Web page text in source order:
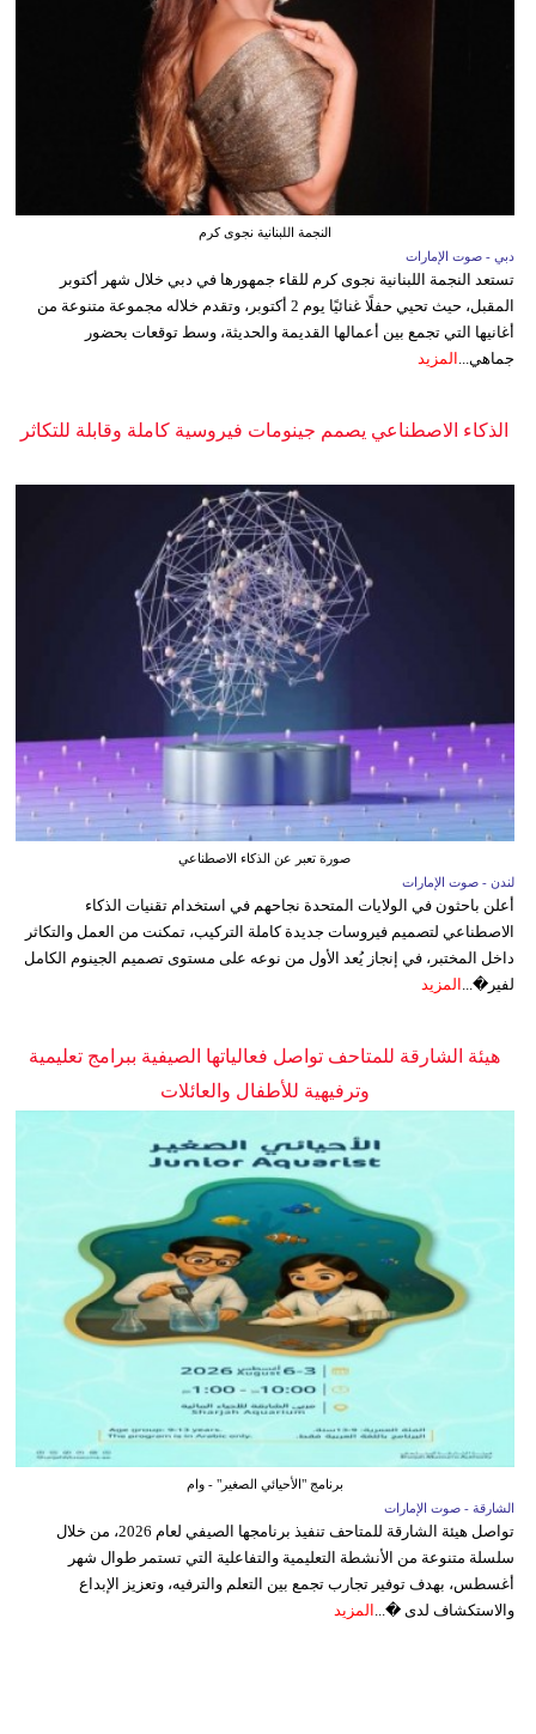
النجمة اللبنانية نجوى كرم
دبي - صوت الإمارات
تستعد النجمة اللبنانية نجوى كرم للقاء جمهورها في دبي خلال شهر أكتوبر
المقبل، حيث تحيي حفلًا غنائيًا يوم 2 أكتوبر، وتقدم خلاله مجموعة متنوعة من
أغانيها التي تجمع بين أعمالها القديمة والحديثة، وسط توقعات بحضور
جماهي... المزيد
الذكاء الاصطناعي يصمم جينومات فيروسية كاملة وقابلة للتكاثر
صورة تعبر عن الذكاء الاصطناعي
لندن - صوت الإمارات
أعلن باحثون في الولايات المتحدة نجاحهم في استخدام تقنيات الذكاء
الاصطناعي لتصميم فيروسات جديدة كاملة التركيب، تمكنت من العمل والتكاثر
داخل المختبر، في إنجاز يُعد الأول من نوعه على مستوى تصميم الجينوم الكامل
لفير�...
المزيد
هيئة الشارقة للمتاحف تواصل فعالياتها الصيفية ببرامج تعليمية
وترفيهية للأطفال والعائلات
برنامج "الأحيائي الصغير" - وام
الشارقة - صوت الإمارات
تواصل هيئة الشارقة للمتاحف تنفيذ برنامجها الصيفي لعام 2026، من خلال
سلسلة متنوعة من الأنشطة التعليمية والتفاعلية التي تستمر طوال شهر
أغسطس، بهدف توفير تجارب تجمع بين التعلم والترفيه، وتعزيز الإبداع
والاستكشاف لدى �... المزيد